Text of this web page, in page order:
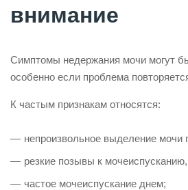
внимание
Симптомы недержания мочи могут
особенно если проблема
К частым признакам относятся:
непроизвольное выделение мочи
резкие позывы к
частое мочеиспускание днем;